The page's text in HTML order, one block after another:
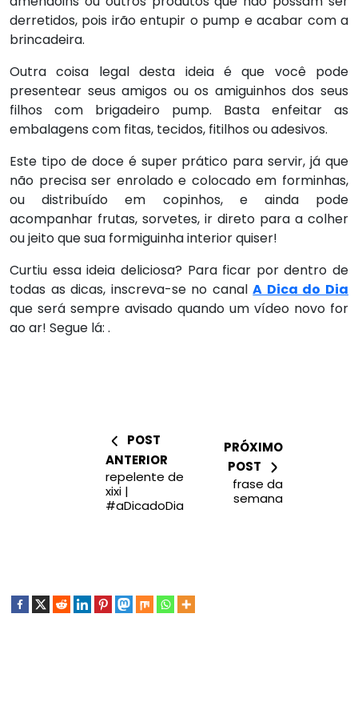
derretidos, pois irão entupir o pump e acabar com a
brincadeira.
Outra coisa legal desta ideia é que você pode
presentear seus amigos ou os amiguinhos dos seus
filhos com brigadeiro pump. Basta enfeitar as
embalagens com fitas, tecidos, fitilhos ou adesivos.
Este tipo de doce é super prático para servir, já que
não precisa ser enrolado e colocado em forminhas,
ou distribuído em copinhos, e ainda pode
acompanhar frutas, sorvetes, ir direto para a colher
ou jeito que sua formiguinha interior quiser!
Curtiu essa ideia deliciosa? Para ficar por dentro de
todas as dicas, inscreva-se no canalA Dica do Dia
que será sempre avisado quando um vídeo novo for
ao ar! Segue lá: .
POST
ANTERIOR
repelente de
xixi |
#aDicadoDia
PRÓXIMO
POST
frase da
semana